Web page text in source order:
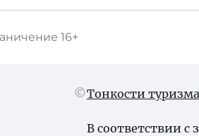
16+
Тонкости туризма
В соответствии с